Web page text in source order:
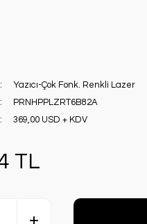
Yazıcı-Çok Fonk. Renkli Lazer
PRNHPPLZRT6B82A
369,00 USD + KDV
TL